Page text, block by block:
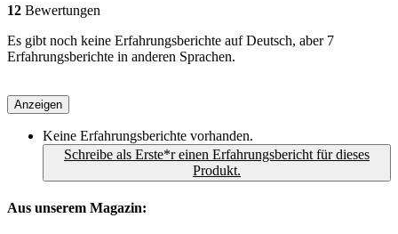
12 Bewertungen
Es gibt noch keine Erfahrungsberichte auf Deutsch, aber 7
Erfahrungsberichte in anderen Sprachen.
Anzeigen
Keine Erfahrungsberichte vorhanden.
Schreibe als Erste*r einen Erfahrungsbericht für dieses
Produkt.
Aus unserem Magazin: